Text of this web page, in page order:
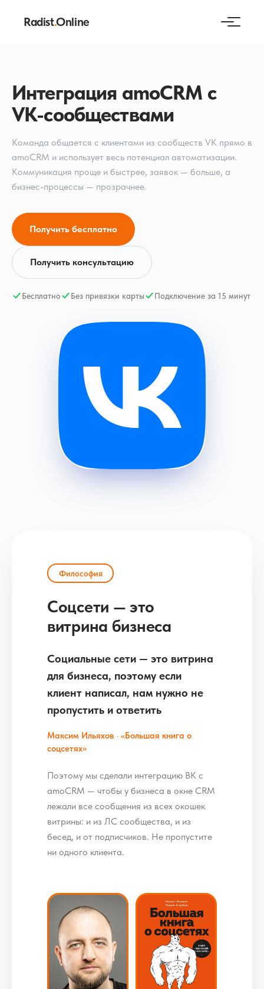
Radist.Online
Интеграция amoCRM с
VK-сообществами
Команда общается с клиентами из сообществ VK прямо в
amoCRM и использует весь потенциал автоматизации.
Коммуникация проще и быстрее, заявок — больше, а
бизнес-процессы — прозрачнее.
Получить бесплатно
Получить консультацию
Бесплатно Без привязки карты Подключение за 15 минут
Философия
Соцсети — это
витрина бизнеса
Социальные сети — это витрина
для бизнеса, поэтому если
клиент написал, нам нужно не
пропустить и ответить
Максим Ильяхов · «Большая книга о
соцсетях»
Поэтому мы сделали интеграцию ВК с
amoCRM — чтобы у бизнеса в окне CRM
лежали все сообщения из всех окошек
витрины: и из ЛС сообщества, и из
бесед, и от подписчиков. Не пропустите
ни одного клиента.